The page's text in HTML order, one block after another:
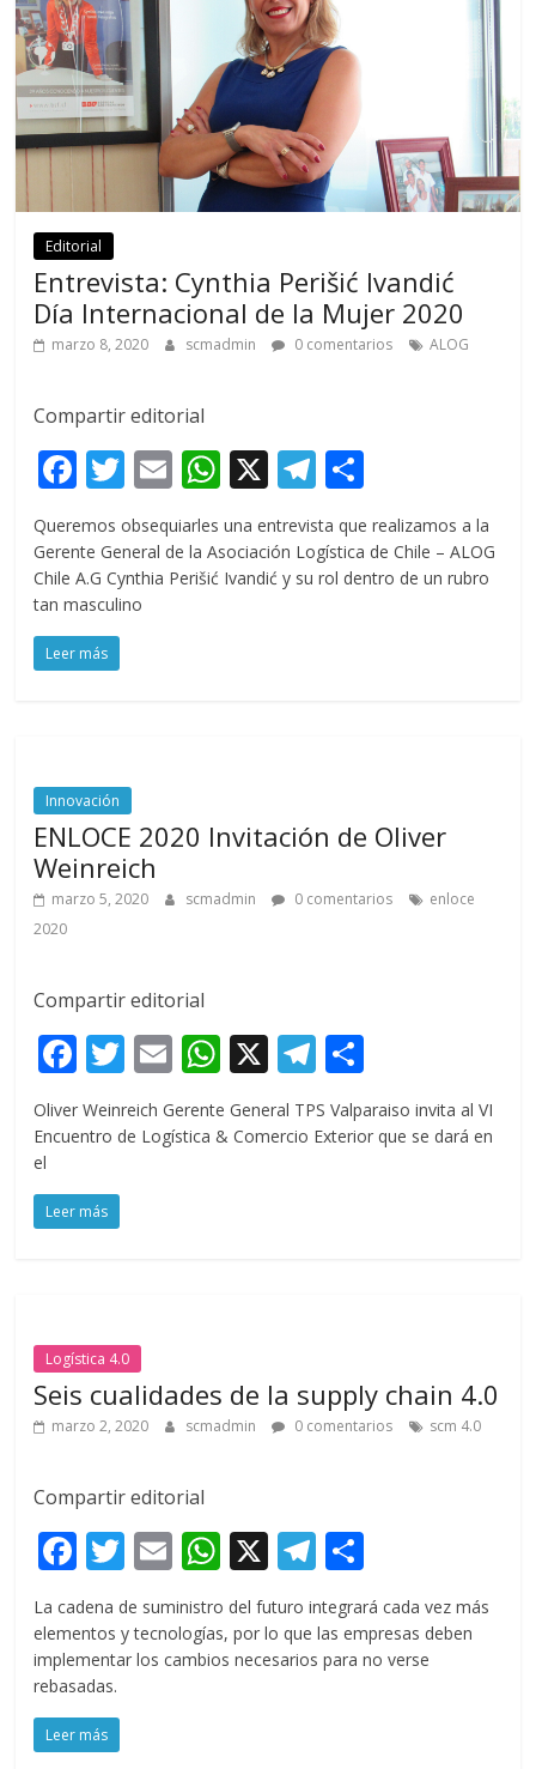
Editorial
Entrevista: Cynthia Perišić Ivandić
Día Internacional de la Mujer 2020
marzo 8, 2020 scmadmin 0 comentarios ALOG
Compartir editorial
F
e
b
o
o
T
w
itt
er
E
m
ai
l
W
at
s
X T
el
e
gr
m
p
Queremos obsequiarles una entrevista que realizamos a la
Gerente General de la Asociación Logística de Chile – ALOG
Chile A.G Cynthia Perišić Ivandić y su rol dentro de un rubro
tan masculino
Leer más
Innovación
ENLOCE 2020 Invitación de Oliver
Weinreich
marzo 5, 2020 scmadmin 0 comentarios
enloce
2020
Compartir editorial
F
ac
e
o
o
T
w
itt
E
m
ai
W
h
at
X T
el
e m
Oliver Weinreich Gerente General TPS Valparaiso invita al VI
Encuentro de Logística & Comercio Exterior que se dará en
el
Leer más
Logística 4.0
Seis cualidades de la supply chain 4.0
marzo 2, 2020 scmadmin 0 comentarios scm 4.0
Compartir editorial
F
ac
e
b
o
o
T
w
itt
er
E
m
ai
l
W
h
at
s
X T
el
e
gr
o
m
p
La cadena de suministro del futuro integrará cada vez más
elementos y tecnologías, por lo que las empresas deben
implementar los cambios necesarios para no verse
rebasadas.
Leer más